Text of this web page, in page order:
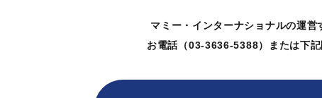
マミー・インターナショナルの運営
お電話（03-3636-5388）または下